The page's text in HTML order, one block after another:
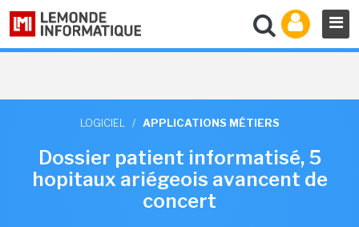
LOGICIEL / APPLICATIONS MÉTIERS
Dossier patient informatisé, 5
hopitaux ariégeois avancent de
concert